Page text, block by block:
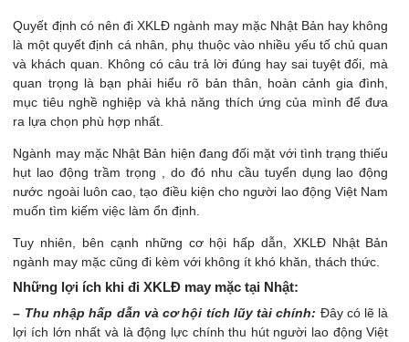
Quyết định có nên đi XKLĐ ngành may mặc Nhật Bản hay không
là một quyết định cá nhân, phụ thuộc vào nhiều yếu tố chủ quan
và khách quan. Không có câu trả lời đúng hay sai tuyệt đối, mà
quan trọng là bạn phải hiểu rõ bản thân, hoàn cảnh gia đình,
mục tiêu nghề nghiệp và khả năng thích ứng của mình để đưa
ra lựa chọn phù hợp nhất.
Ngành may mặc Nhật Bản hiện đang đối mặt với tình trạng thiếu
hụt lao động trầm trọng , do đó nhu cầu tuyển dụng lao động
nước ngoài luôn cao, tạo điều kiện cho người lao động Việt Nam
muốn tìm kiếm việc làm ổn định.
Tuy nhiên, bên cạnh những cơ hội hấp dẫn, XKLĐ Nhật Bản
ngành may mặc cũng đi kèm với không ít khó khăn, thách thức.
Những lợi ích khi đi XKLĐ may mặc tại Nhật:
– Thu nhập hấp dẫn và cơ hội tích lũy tài chính: Đây có lẽ là
lợi ích lớn nhất và là động lực chính thu hút người lao động Việt